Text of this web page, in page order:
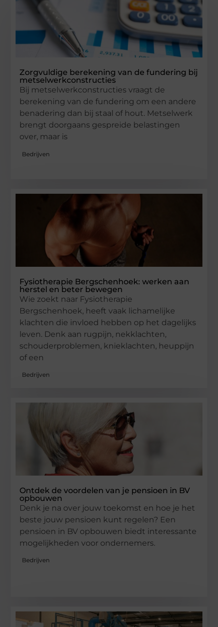
Zorgvuldige berekening van de fundering bij
metselwerkconstructies
Bij metselwerkconstructies vraagt de
berekening van de fundering om een andere
benadering dan bij staal of hout. Metselwerk
brengt doorgaans gespreide belastingen
over, maar is
Bedrijven
Fysiotherapie Bergschenhoek: werken aan
herstel en beter bewegen
Wie zoekt naar Fysiotherapie
Bergschenhoek, heeft vaak lichamelijke
klachten die invloed hebben op het dagelijks
leven. Denk aan rugpijn, nekklachten,
schouderproblemen, knieklachten, heuppijn
of een
Bedrijven
Ontdek de voordelen van je pensioen in BV
opbouwen
Denk je na over jouw toekomst en hoe je het
beste jouw pensioen kunt regelen? Een
pensioen in BV opbouwen biedt interessante
mogelijkheden voor ondernemers.
Bedrijven